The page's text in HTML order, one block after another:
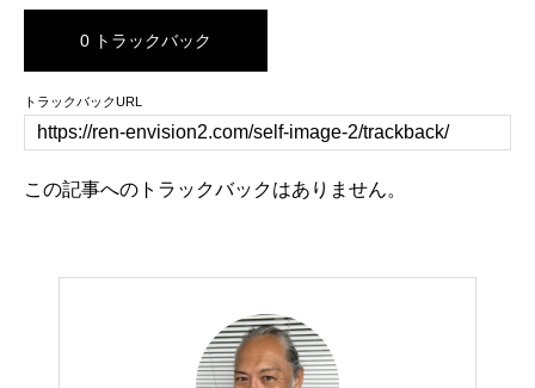
0 トラックバック
トラックバックURL
この記事へのトラックバックはありません。